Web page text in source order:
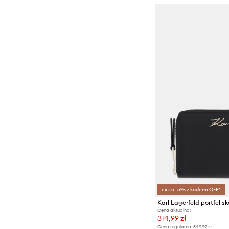
extra -5% z kodem: OFF*
Cena aktualna:
314,99 zł
Cena regularna: 549,99 zł